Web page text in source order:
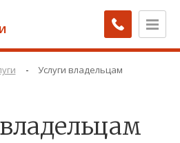
- Услуги владельцам